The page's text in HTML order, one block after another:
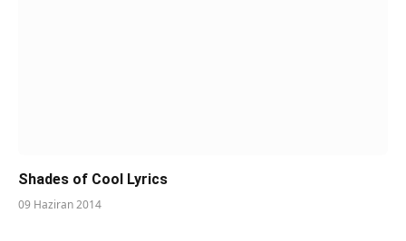
Shades of Cool Lyrics
09 Haziran 2014